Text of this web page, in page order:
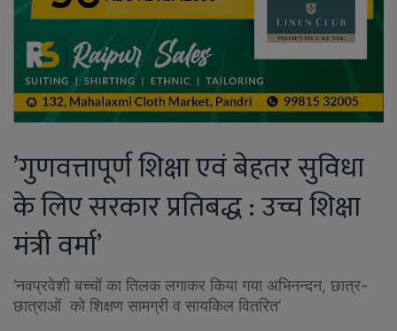
’गुणवत्तापूर्ण शिक्षा एवं बेहतर सुविधा
के लिए सरकार प्रतिबद्ध : उच्च शिक्षा
मंत्री वर्मा’
’नवप्रवेशी बच्चों का तिलक लगाकर किया गया अभिनन्दन, छात्र-
छात्राओं को शिक्षण सामग्री व सायकिल वितरित’